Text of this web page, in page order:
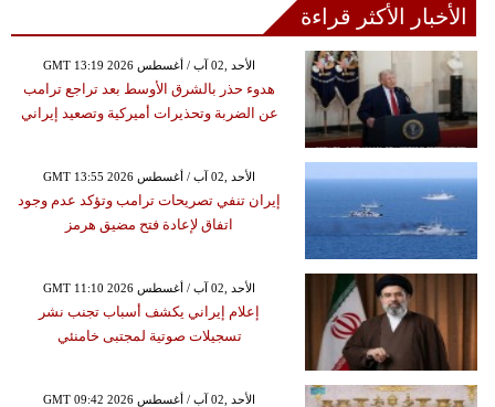
الأخبار الأكثر قراءة
GMT 13:19 2026 الأحد ,02 آب / أغسطس
هدوء حذر بالشرق الأوسط بعد تراجع ترامب
عن الضربة وتحذيرات أميركية وتصعيد إيراني
GMT 13:55 2026 الأحد ,02 آب / أغسطس
إيران تنفي تصريحات ترامب وتؤكد عدم وجود
اتفاق لإعادة فتح مضيق هرمز
GMT 11:10 2026 الأحد ,02 آب / أغسطس
إعلام إيراني يكشف أسباب تجنب نشر
تسجيلات صوتية لمجتبى خامنئي
GMT 09:42 2026 الأحد ,02 آب / أغسطس